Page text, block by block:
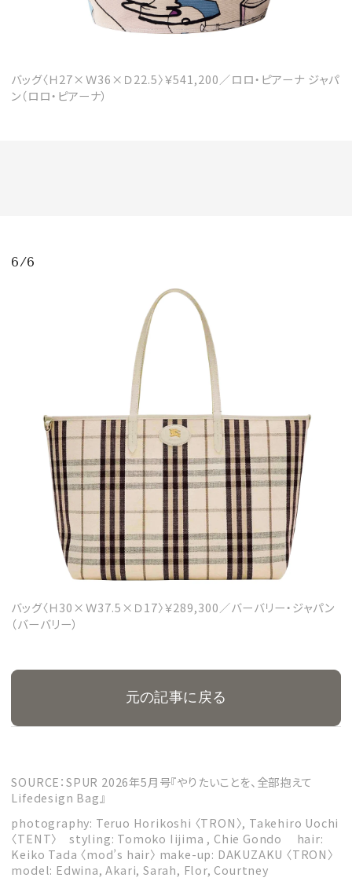
バッグ〈Ｈ27×Ｗ36×Ｄ22.5〉￥541,200／ロロ・ピアーナ ジャパ
ン（ロロ・ピアーナ）
6/6
バッグ〈Ｈ30×Ｗ37.5×Ｄ17〉￥289,300／バーバリー・ジャパン
（バーバリー）
元の記事に戻る
SOURCE：SPUR 2026年5月号『やりたいことを、全部抱えて
Lifedesign Bag』
photography: Teruo Horikoshi 〈TRON〉, Takehiro Uochi
〈TENT〉 styling: Tomoko Iijima , Chie Gondo hair:
Keiko Tada 〈mod’s hair〉 make-up: DAKUZAKU 〈TRON〉
model: Edwina, Akari, Sarah, Flor, Courtney